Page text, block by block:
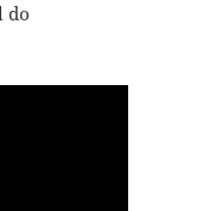
do